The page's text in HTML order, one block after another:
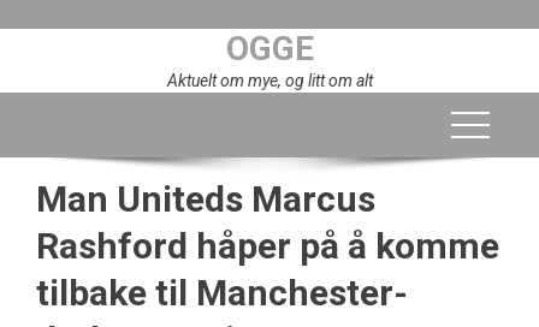
OGGE
Aktuelt om mye, og litt om alt
Man Uniteds Marcus
Rashford håper på å komme
tilbake til Manchester-